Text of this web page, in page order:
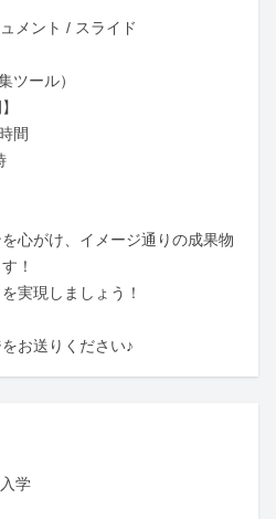
メント / スライド
ツール）
間
心がけ、イメージ通りの成果物
！
実現しましょう！
お送りください♪
学